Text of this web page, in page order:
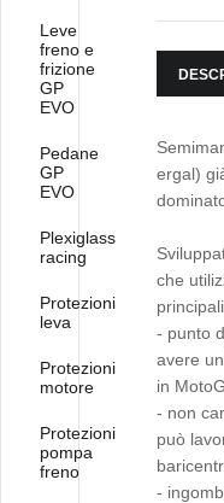
ergal)
che
- punto
avere
in
- non
può
-
Leve
freno e
frizione
GP
EVO
Pedane
GP
EVO
Plexiglass
racing
Protezioni
leva
Protezioni
motore
Protezioni
pompa
freno